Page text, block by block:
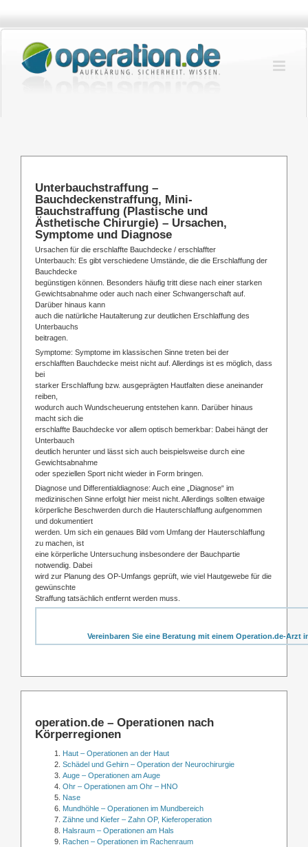
springen
Unterbauchstraffung –
Bauchdeckenstraffung, Mini-
Bauchstraffung (Plastische und
Ästhetische Chirurgie) – Ursachen,
Symptome und Diagnose
Ursachen für die erschlaffte Bauchdecke / erschlaffter
Unterbauch: Es gibt verschiedene Umstände, die die Erschlaffung der
Bauchdecke
begünstigen können. Besonders häufig tritt diese nach einer starken
Gewichtsabnahme oder auch nach einer Schwangerschaft auf.
Darüber hinaus kann
auch die natürliche Hautalterung zur deutlichen Erschlaffung des
Unterbauchs
beitragen.
Symptome: Symptome im klassischen Sinne treten bei der
erschlafften Bauchdecke meist nicht auf. Allerdings ist es möglich, dass
bei
starker Erschlaffung bzw. ausgeprägten Hautfalten diese aneinander
reiben,
wodurch auch Wundscheuerung entstehen kann. Darüber hinaus
macht sich die
erschlaffte Bauchdecke vor allem optisch bemerkbar: Dabei hängt der
Unterbauch
deutlich herunter und lässt sich auch beispielsweise durch eine
Gewichtsabnahme
oder speziellen Sport nicht wieder in Form bringen.
Diagnose und Differentialdiagnose: Auch eine „Diagnose“ im
medizinischen Sinne erfolgt hier meist nicht. Allerdings sollten etwaige
körperliche Beschwerden durch die Hauterschlaffung aufgenommen
und dokumentiert
werden. Um sich ein genaues Bild vom Umfang der Hauterschlaffung
zu machen, ist
eine körperliche Untersuchung insbesondere der Bauchpartie
notwendig. Dabei
wird zur Planung des OP-Umfangs geprüft, wie viel Hautgewebe für die
gewünschte
Straffung tatsächlich entfernt werden muss.
Vereinbaren Sie eine Beratung mit einem Operation.de-Arzt
operation.de – Operationen nach
Körperregionen
Haut – Operationen an der Haut
Schädel und Gehirn – Operation der Neurochirurgie
Auge – Operationen am Auge
Ohr – Operationen am Ohr – HNO
Nase
Mundhöhle – Operationen im Mundbereich
Zähne und Kiefer – Zahn OP, Kieferoperation
Halsraum – Operationen am Hals
Rachen – Operationen im Rachenraum